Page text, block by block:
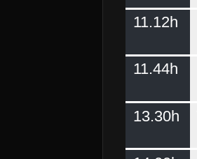
11.12h
11.44h
13.30h